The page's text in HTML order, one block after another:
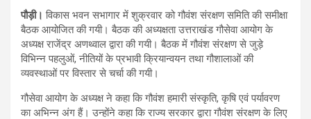
पौड़ी।विकास भवन सभागार में शुक्रवार को गौवंश संरक्षण समिति की समीक्षा
बैठक आयोजित की गयी। बैठक की अध्यक्षता उत्तराखंड गौसेवा आयोग के
अध्यक्ष राजेंद्र अणथ्वाल द्वारा की गयी। बैठक में गौवंश संरक्षण से जुड़े
विभिन्न पहलुओं, नीतियों के प्रभावी क्रियान्वयन तथा गौशालाओं की
व्यवस्थाओं पर विस्तार से चर्चा की गयी।
गौसेवा आयोग के अध्यक्ष ने कहा कि गौवंश हमारी संस्कृति, कृषि एवं पर्यावरण
का अभिन्न अंग हैं। उन्होंने कहा कि राज्य सरकार द्वारा गौवंश संरक्षण के लिए